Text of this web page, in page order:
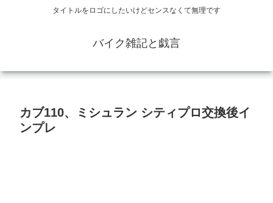
タイトルをロゴにしたいけどセンスなくて無理です
バイク雑記と戯言
カブ110、ミシュラン シティプロ交換後イ
ンプレ